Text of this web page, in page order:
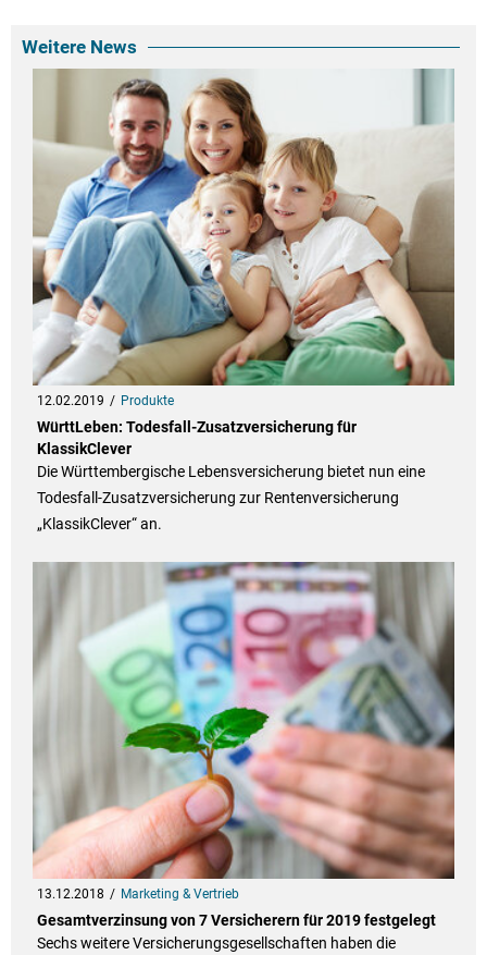
Weitere News
12.02.2019 Produkte
WürttLeben: Todesfall-Zusatzversicherung für
KlassikClever
Die Württembergische Lebensversicherung bietet nun eine
Todesfall-Zusatzversicherung zur Rentenversicherung
„KlassikClever“ an.
13.12.2018 Marketing & Vertrieb
Gesamtverzinsung von 7 Versicherern für 2019 festgelegt
Sechs weitere Versicherungsgesellschaften haben die